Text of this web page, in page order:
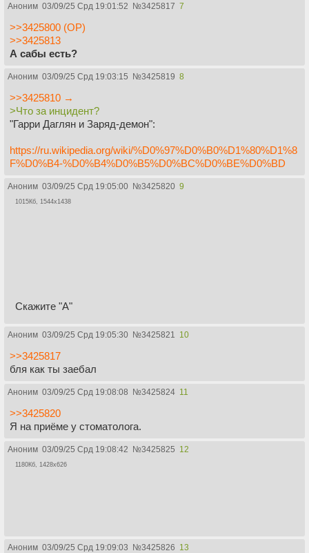
Аноним 03/09/25 Срд 19:01:52 №3425817 7
>>3425800 (OP)
>>3425813
А сабы есть?
Аноним 03/09/25 Срд 19:03:15 №3425819 8
>>3425810 →
>Что за инцидент?
"Гарри Даглян и Заряд-демон":
https://ru.wikipedia.org/wiki/%D0%97%D0%B0%D1%80%D1%8
F%D0%B4-%D0%B4%D0%B5%D0%BC%D0%BE%D0%BD
Аноним 03/09/25 Срд 19:05:00 №3425820 9
1015Кб, 1544x1438
Скажите "А"
Аноним 03/09/25 Срд 19:05:30 №3425821 10
>>3425817
бля как ты заебал
Аноним 03/09/25 Срд 19:08:08 №3425824 11
>>3425820
Я на приёме у стоматолога.
Аноним 03/09/25 Срд 19:08:42 №3425825 12
1180Кб, 1428x626
Аноним 03/09/25 Срд 19:09:03 №3425826 13